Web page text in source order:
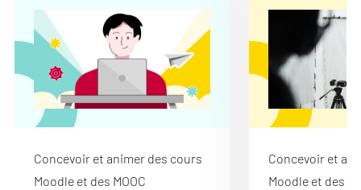
Concevoir et animer des cours
Moodle et des MOOC
Concevoir et
Moodle et des